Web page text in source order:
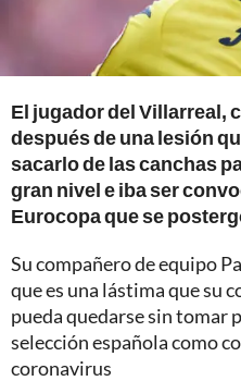
El jugador del Villarreal,
después de una lesión
sacarlo de las canchas
gran nivel e iba ser
Eurocopa que se
Su compañero de equipo
que es una lástima que su
pueda quedarse sin tomar
selección española como
coronavirus